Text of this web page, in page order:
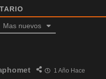
Mas nuevos
1 Año Hace